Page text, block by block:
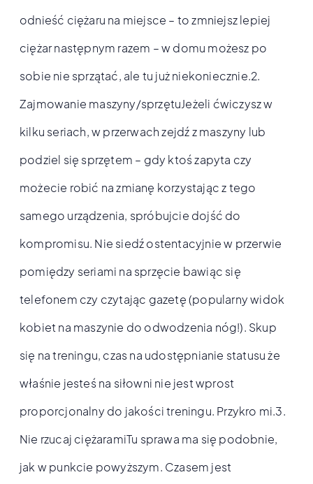
odnieść ciężaru na miejsce – to zmniejsz lepiej
ciężar następnym razem – w domu możesz po
sobie nie sprzątać, ale tu już niekoniecznie.2.
Zajmowanie maszyny/sprzętuJeżeli ćwiczysz w
kilku seriach, w przerwach zejdź z maszyny lub
podziel się sprzętem – gdy ktoś zapyta czy
możecie robić na zmianę korzystając z tego
samego urządzenia, spróbujcie dojść do
kompromisu. Nie siedź ostentacyjnie w przerwie
pomiędzy seriami na sprzęcie bawiąc się
telefonem czy czytając gazetę (popularny widok
kobiet na maszynie do odwodzenia nóg!). Skup
się na treningu, czas na udostępnianie statusu że
właśnie jesteś na siłowni nie jest wprost
proporcjonalny do jakości treningu. Przykro mi.3.
Nie rzucaj ciężaramiTu sprawa ma się podobnie,
jak w punkcie powyższym. Czasem jest